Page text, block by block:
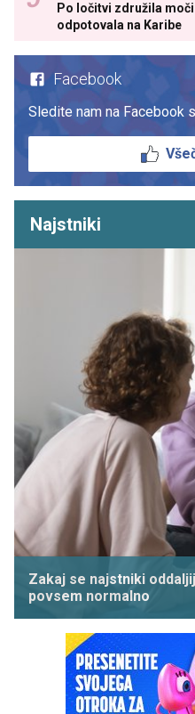
Po ločitvi združila
odpotovala na Karibe
Facebook
Sledite nam na Facebook
Najstniki
Zakaj se najstniki
povsem normalno